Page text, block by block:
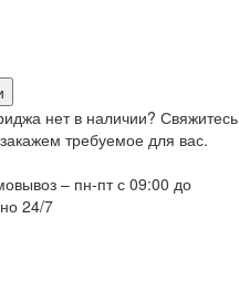
нет в наличии? Свяжитесь
требуемое для вас.
– пн-пт с 09:00 до
24/7